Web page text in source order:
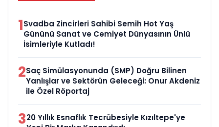
1Svadba Zincirleri Sahibi Semih Hot Yaş
Gününü Sanat ve Cemiyet Dünyasının Ünlü
İsimleriyle Kutladı!
2Saç Simülasyonunda (SMP) Doğru Bilinen
Yanlışlar ve Sektörün Geleceği: Onur Akdeniz
ile Özel Röportaj
320 Yıllık Esnaflık Tecrübesiyle Kızıltepe'ye